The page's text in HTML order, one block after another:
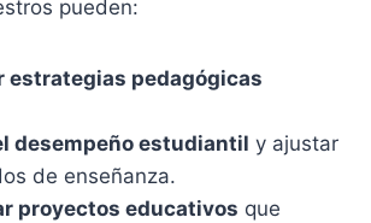
pueden:
estrategias pedagógicas
desempeño estudiantil y ajustar
de enseñanza.
proyectos educativos que